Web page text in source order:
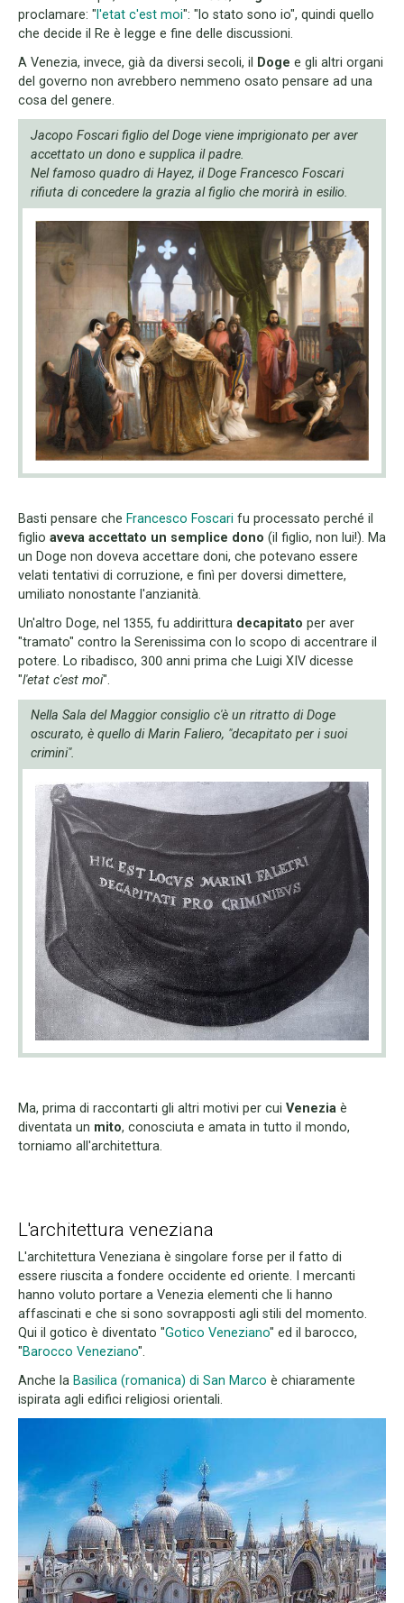
proclamare: " l'etat c'est moi": "lo stato sono io", quindi quello
che decide il Re è legge e fine delle discussioni.
A Venezia, invece, già da diversi secoli, il
Doge e gli altri organi
del governo non avrebbero nemmeno osato pensare ad una
cosa del genere.
Jacopo Foscari figlio del Doge viene imprigionato per aver
accettato un dono e supplica il padre.
Nel famoso quadro di Hayez, il Doge Francesco Foscari
rifiuta di concedere la grazia al figlio che morirà in esilio.
Basti pensare che Francesco Foscari fu processato perché il
figlio aveva accettato un semplice dono (il figlio, non lui!). Ma
un Doge non doveva accettare doni, che potevano essere
velati tentativi di corruzione, e finì per doversi dimettere,
umiliato nonostante l'anzianità.
Un'altro Doge, nel 1355, fu addirittura decapitato per aver
"tramato" contro la Serenissima con lo scopo di accentrare il
potere. Lo ribadisco, 300 anni prima che Luigi XIV dicesse
"l'etat c'est moi".
Nella Sala del Maggior consiglio c'è un ritratto di Doge
oscurato, è quello di Marin Faliero, "decapitato per i suoi
crimini".
Ma, prima di raccontarti gli altri motivi per cui Venezia è
diventata un mito, conosciuta e amata in tutto il mondo,
torniamo all'architettura.
L'architettura veneziana
L'architettura Veneziana è singolare forse per il fatto di
essere riuscita a fondere occidente ed oriente. I mercanti
hanno voluto portare a Venezia elementi che li hanno
affascinati e che si sono sovrapposti agli stili del momento.
Qui il gotico è diventato "Gotico Veneziano" ed il barocco,
"Barocco Veneziano".
Anche la Basilica (romanica) di San Marco è chiaramente
ispirata agli edifici religiosi orientali.